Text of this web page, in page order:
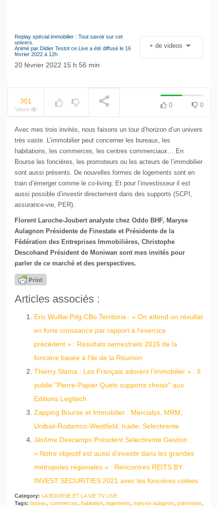
NOW PLAYING
Le séisme industriel
Volkswagen
Replay spécial immobilier : Tout savoir sur cet
univers.
Animé par Didier Testot ce Live a été diffusé le 16
février 2022 à 12h
20 février 2022 15 h 56 min
+ de videos
301
Views
0 0
Avec mes trois invités, nous faisons un tour d’horizon d’un univers
très vaste. L’immobilier peut concerner les bureaux, les
habitations, les commerces, les centres commerciaux… En
Bourse les foncières, les promoteurs ou les acteurs de l’immobilier
sont aussi présents. De nouvelles formes de logements sont en
train d’émerger comme le co-living. Et pour l’investisseur il est
aussi possible d’investir directement dans des supports (SCPI,
assurance-vie, PER).
Florent Laroche-Joubert analyste chez Oddo BHF, Maryse
Aulagnon Présidente de Finestate et Présidente de la
Fédération des Entreprises Immobilières, Christophe
Descohand Président de Moniwan sont mes invités pour
parler de ce marché et des perspectives.
Articles associés :
Eric Wuillai Pdg CBo Territoria : « On attend un résultat
en forte croissance par rapport à l’exercice
précédent » : Résultats semestriels 2016 de la
foncière basée à l'ile de la Réunion
Thierry Slama : Les Français adorent l’immobilier » : Il
publie "Pierre-Papier Quels supports choisir" aux
Editions Legitech
Zapping Bourse et Immobilier : Mercialys, MRM,
Unibail-Rodamco-Westfield, Icade, Selectirente
Jérôme Descamps Président Selectirente Gestion :
« Notre objectif est aussi d’investir dans les grandes
métropoles régionales » : Rencontres REITS BY
INVEST SECURITIES 2021 avec les foncières cotées
Category: LA BOURSE ET LA VIE TV LIVE
Tags: bureau commerces habitation logements maryse aulagnon patrimoine